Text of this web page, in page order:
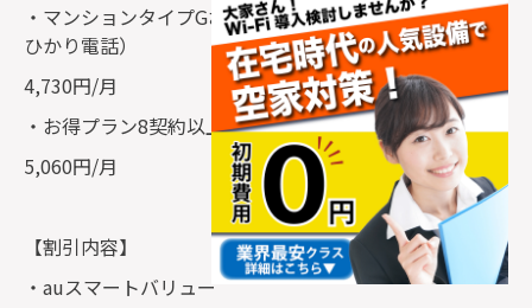
・マンションタイプGお得プラン16契約以上（ネット＋
ひかり電話）
4,730円/月
・お得プラン8契約以上（ネット＋ひかり電話）
5,060円/月
【割引内容】
・auスマートバリュー